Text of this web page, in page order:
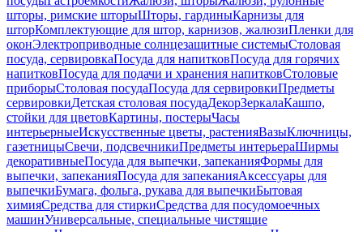
шторы, римские шторыШторы, гардиныКарнизы для
шторКомплектующие для штор, карнизов, жалюзиПленки для
оконЭлектроприводные солнцезащитные системыСтоловая
посуда, сервировкаПосуда для напитковПосуда для горячих
напитковПосуда для подачи и хранения напитковСтоловые
приборыСтоловая посудаПосуда для сервировкиПредметы
сервировкиДетская столовая посудаДекорЗеркалаКашпо,
стойки для цветовКартины, постерыЧасы
интерьерныеИскусственные цветы, растенияВазыКлючницы,
газетницыСвечи, подсвечникиПредметы интерьераШирмы
декоративныеПосуда для выпечки, запеканияФормы для
выпечки, запеканияПосуда для запеканияАксессуары для
выпечкиБумага, фольга, рукава для выпечкиБытовая
химияСредства для стиркиСредства для посудомоечных
машинУниверсальные, специальные чистящие